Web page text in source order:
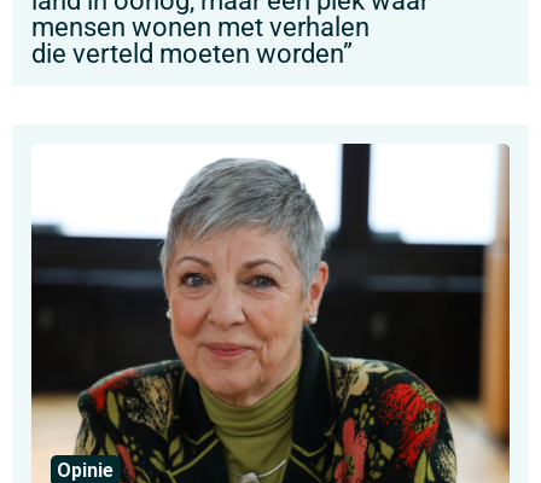
mensen wonen met verhalen
die verteld moeten worden”
Opinie